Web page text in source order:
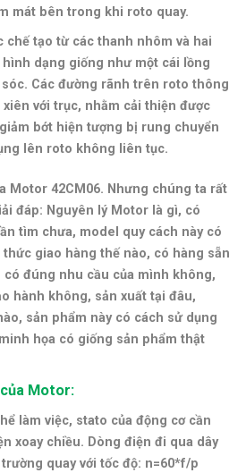
mát bên trong khi roto quay.
chế tạo từ các thanh nhôm và hai
dạng giống như một cái lồng
Các đường rãnh trên roto thông
với trục, nhằm cải thiện được
bớt hiện tượng bị rung chuyển
lên roto không liên tục.
Motor 42CM06. Nhưng chúng ta rất
đáp: Nguyên lý Motor là gì, có
tìm chưa, model quy cách này có
giao hàng thế nào, có hàng sẵn
đúng nhu cầu của mình không,
hành không, sản xuất tại đâu,
sản phẩm này có cách sử dụng
họa có giống sản phẩm thật
Motor:
làm việc, stato của động cơ cần
xoay chiều. Dòng điện đi qua dây
quay với tốc độ: n=60*f/p